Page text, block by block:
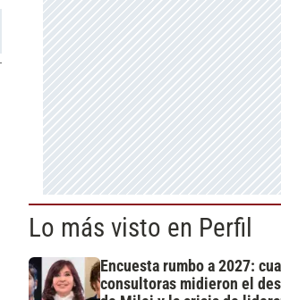
Lo más visto en Perfil
Encuesta rumbo a 2027:
consultoras midieron el